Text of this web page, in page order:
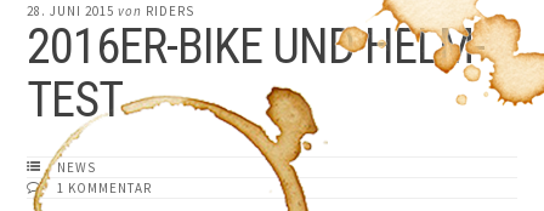
28. JUNI 2015 von RIDERS
2016ER-BIKE UND HELM-
TEST
NEWS
1 KOMMENTAR